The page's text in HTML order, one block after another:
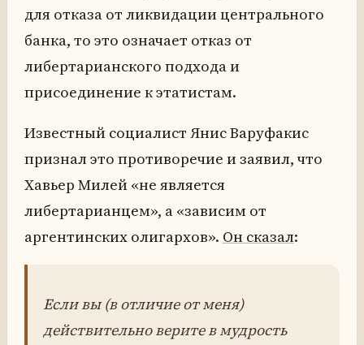
для отказа от ликвидации центрального
банка, то это означает отказ от
либертарианского подхода и
присоединение к этатистам.
Известный социалист Янис Варуфакис
признал это противоречие и заявил, что
Хавьер Милей «не является
либертарианцем», а «зависим от
аргентинских олигархов». Он сказал:
Если вы (в отличие от меня)
действительно верите в мудрость